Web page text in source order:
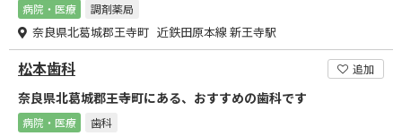
病院・医療 調剤薬局
奈良県北葛城郡王寺町 近鉄田原本線 新王寺駅
松本歯科 追加
奈良県北葛城郡王寺町にある、おすすめの歯科です
病院・医療 歯科